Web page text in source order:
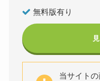
無料版有り
当サイト